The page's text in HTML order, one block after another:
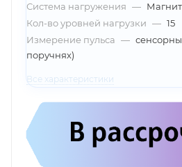
Система нагружения —
Кол-во уровней нагрузки — 15
Измерение пульса —
поручнях)
Все характеристики